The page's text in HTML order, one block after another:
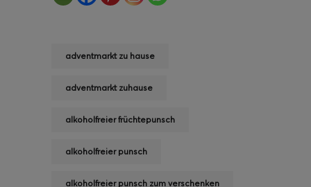
adventmarkt zu hause
adventmarkt zuhause
alkoholfreier früchtepunsch
alkoholfreier punsch
alkoholfreier punsch zum verschenken